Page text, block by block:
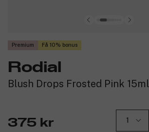
Premium Få 10% bonus
Rodial
Blush Drops Frosted Pink 15ml
375 kr